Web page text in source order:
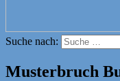
Suche nach:
Musterbruch